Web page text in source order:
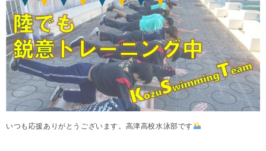
いつも応援ありがとうございます。高津高校水泳部です